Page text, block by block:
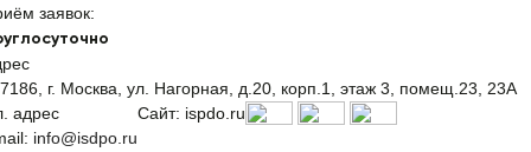
заявок:
г. Москва, ул. Нагорная, д.20, корп.1, этаж 3, помещ.23, 23А
адрес
info@isdpo.ru
Сайт: ispdo.ru